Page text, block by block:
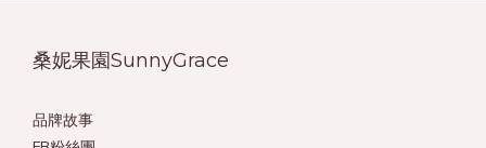
桑妮果園SunnyGrace
品牌故事